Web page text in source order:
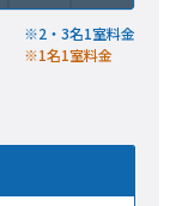
※2・3名1室料金
※1名1室料金